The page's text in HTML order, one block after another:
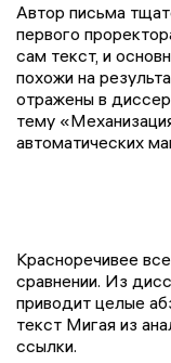
Автор письма
первого
сам текст, и
похожи на
отражены в
тему
автоматических
Красноречивее
сравнении. Из
приводит целые
текст Мигая из
ссылки.